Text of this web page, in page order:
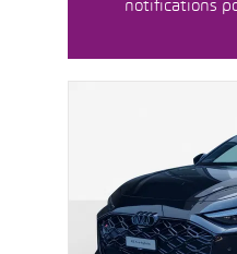
notifications